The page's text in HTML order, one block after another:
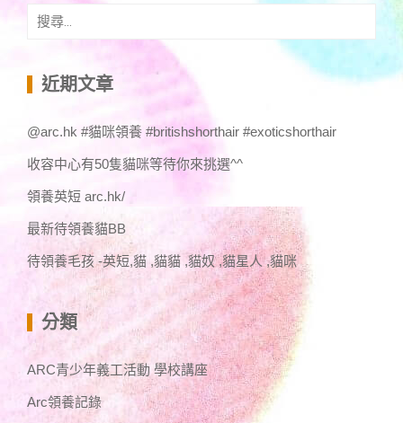
搜
鍵 近期文章
@arc.hk #貓咪領養 #britishshorthair #exoticshorthair
收容中心有50隻貓咪等待你來挑選^^
領養英短 arc.hk/
最新待領養貓BB
待領養毛孩 -英短,貓 ,貓貓 ,貓奴 ,貓星人 ,貓咪
分類
ARC青少年義工活動 學校講座
Arc領養記錄